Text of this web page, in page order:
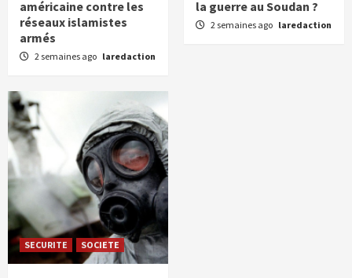
américaine contre les
réseaux islamistes
armés
2 semaines ago laredaction
la guerre au Soudan ?
2 semaines ago laredaction
SECURITE SOCIETE